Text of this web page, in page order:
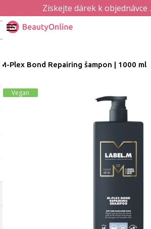
Získejte dárek k objednávce
M-Plex Bond Repairing šampon | 1000 ml
Vegan